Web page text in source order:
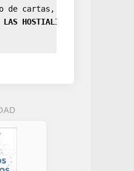
de cartas, la expansión
LAS HOSTIALIDADES‼️